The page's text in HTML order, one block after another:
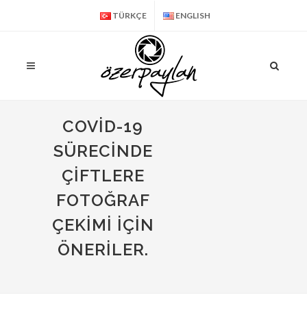
TÜRKÇE ENGLISH
COVID-19
SÜRECINDE
ÇIFTLERE
FOTOĞRAF
ÇEKIMI İÇIN
ÖNERILER.